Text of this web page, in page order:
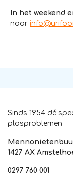
In het weekend
naar
Sinds 1954 dé
plasproblemen
1427 AX
0297 760 001